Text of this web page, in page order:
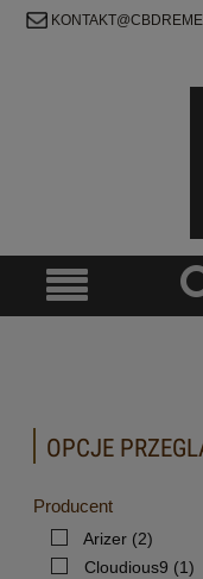
OPCJE
Producent
Arizer (2)
Cloudious9 (1)